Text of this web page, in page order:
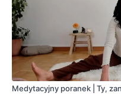
Medytacyjny poranek | Ty,